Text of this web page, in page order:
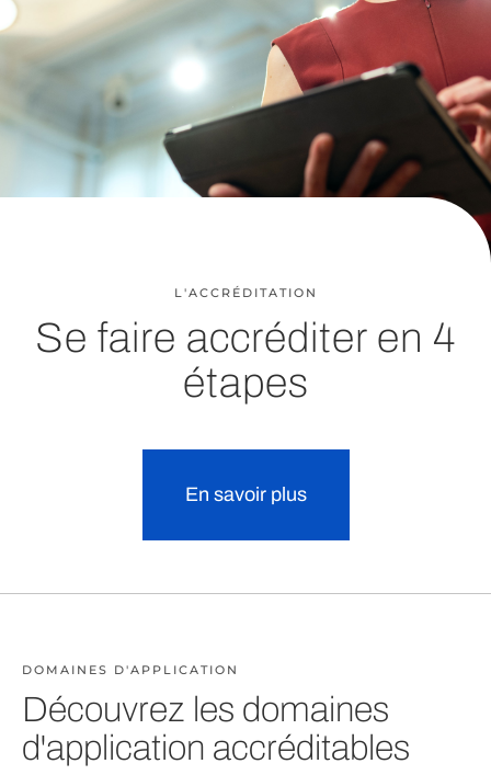
L'ACCRÉDITATION
Se faire accréditer en 4
étapes
En savoir plus
DOMAINES D'APPLICATION
Découvrez les domaines
d'application accréditables